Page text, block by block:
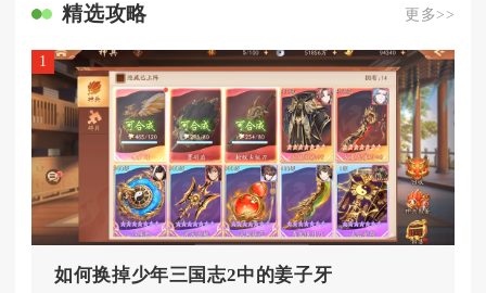
精选攻略 更多>>
1
如何换掉少年三国志2中的姜子牙